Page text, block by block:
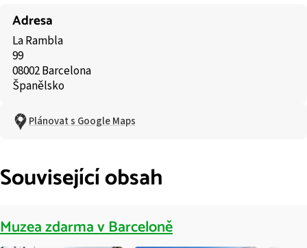
Adresa
La Rambla
99
08002 Barcelona
Španělsko
Plánovat s Google Maps
Související obsah
Muzea zdarma v Barceloně